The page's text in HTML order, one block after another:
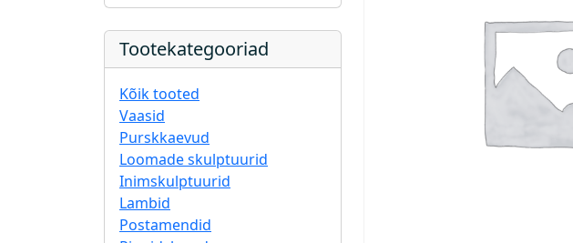
Tootekategooriad
Kõik tooted
Vaasid
Purskkaevud
Loomade skulptuurid
Inimskulptuurid
Lambid
Postamendid